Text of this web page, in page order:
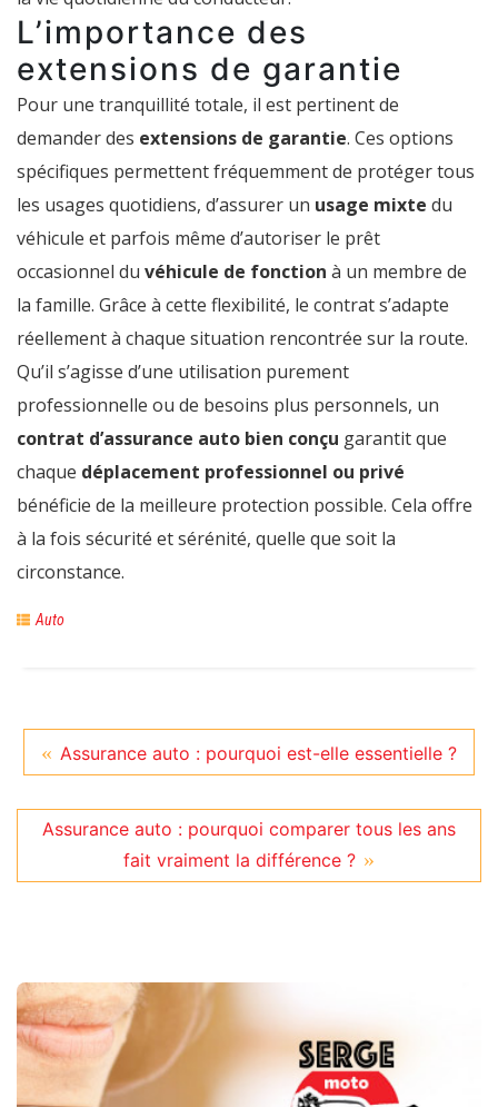
L’importance des
extensions de garantie
Pour une tranquillité totale, il est pertinent de
demander des extensions de garantie. Ces options
spécifiques permettent fréquemment de protéger tous
les usages quotidiens, d’assurer un usage mixte du
véhicule et parfois même d’autoriser le prêt
occasionnel du véhicule de fonction à un membre de
la famille. Grâce à cette flexibilité, le contrat s’adapte
réellement à chaque situation rencontrée sur la route.
Qu’il s’agisse d’une utilisation purement
professionnelle ou de besoins plus personnels, un
contrat d’assurance auto bien conçu garantit que
chaque déplacement professionnel ou privé
bénéficie de la meilleure protection possible. Cela offre
à la fois sécurité et sérénité, quelle que soit la
circonstance.
Auto
Assurance auto : pourquoi est-elle essentielle ?
Assurance auto : pourquoi comparer tous les ans
fait vraiment la différence ?